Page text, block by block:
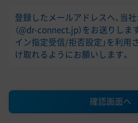
登録したメールアドレスへ、当
（@dr-connect.jp）をお送りしま
イン指定受信/拒否設定」を利用
け取れるようにお願いします。
確認画面へ